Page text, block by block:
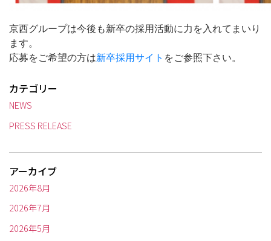
京西グループは今後も新卒の採用活動に力を入れてまいり
ます。
応募をご希望の方は新卒採用サイト をご参照下さい。
カテゴリー
NEWS
PRESS RELEASE
アーカイブ
2026年8月
2026年7月
2026年5月